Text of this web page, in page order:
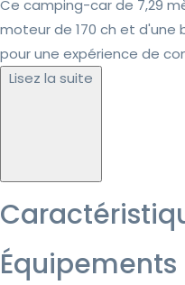
Ce camping-car de 7,29
moteur de 170 ch et
pour une expérience de
Lisez la suite
Équipements